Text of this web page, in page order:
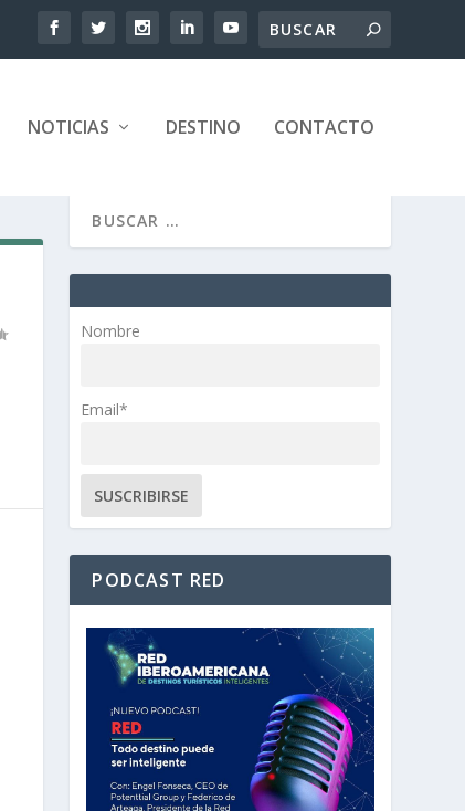
NOTICIAS DESTINO CONTACTO
Nombre
Email*
PODCAST RED